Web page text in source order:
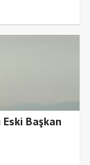
Eski Başkan